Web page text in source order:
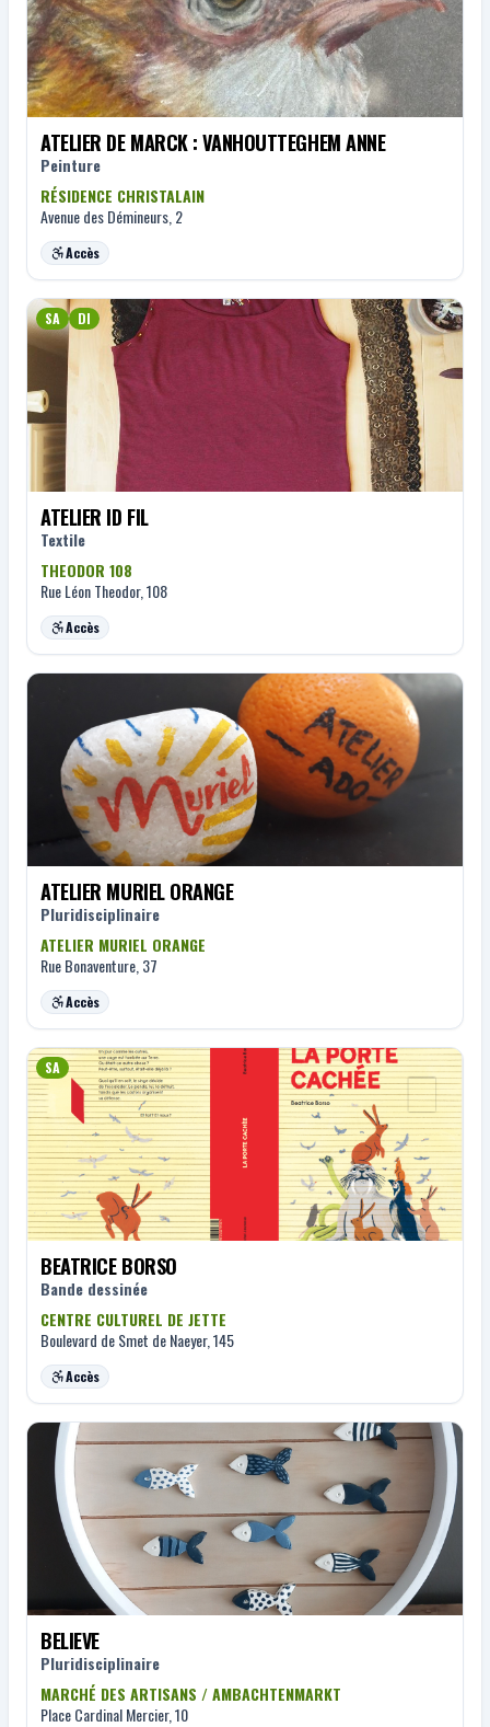
ATELIER DE MARCK : VANHOUTTEGHEM ANNE
Peinture
RÉSIDENCE CHRISTALAIN
Avenue des Démineurs, 2
Accès
SA DI
ATELIER ID FIL
Textile
THEODOR 108
Rue Léon Theodor, 108
Accès
ATELIER MURIEL ORANGE
Pluridisciplinaire
ATELIER MURIEL ORANGE
Rue Bonaventure, 37
Accès
SA
BEATRICE BORSO
Bande dessinée
CENTRE CULTUREL DE JETTE
Boulevard de Smet de Naeyer, 145
Accès
BELIEVE
Pluridisciplinaire
MARCHÉ DES ARTISANS / AMBACHTENMARKT
Place Cardinal Mercier, 10